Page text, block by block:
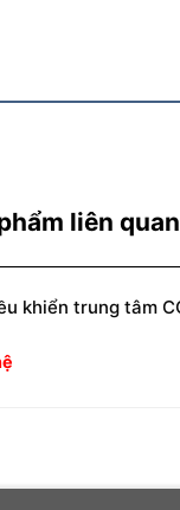
liên
khiển trung tâm